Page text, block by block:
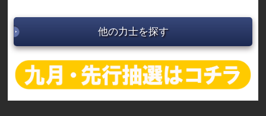
他の力士を探す